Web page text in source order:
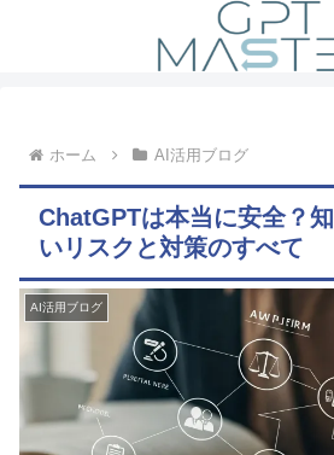
ホーム AI活用ブログ
ChatGPTは本当に安全？
いリスクと対策のすべて
AI活用ブログ